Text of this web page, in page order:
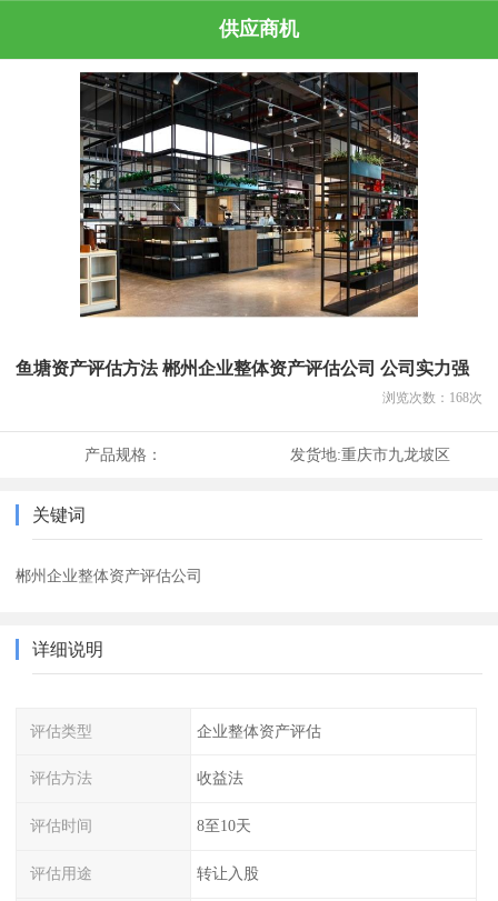
供应商机
鱼塘资产评估方法 郴州企业整体资产评估公司 公司实力强
浏览次数： 168次
产品规格： 发货地:重庆市九龙坡区
关键词
郴州企业整体资产评估公司
详细说明
评估类型 企业整体资产评估
评估方法 收益法
评估时间 8至10天
评估用途 转让入股